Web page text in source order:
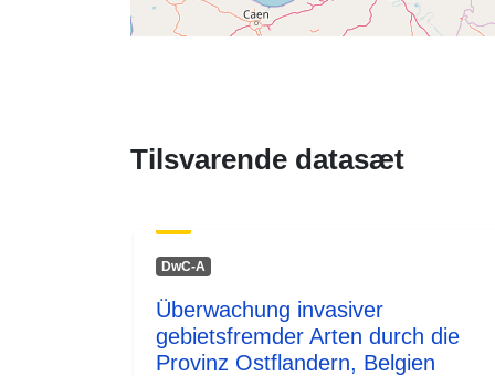
Tilsvarende datasæt
DwC-A
Überwachung invasiver
gebietsfremder Arten durch die
Provinz Ostflandern, Belgien